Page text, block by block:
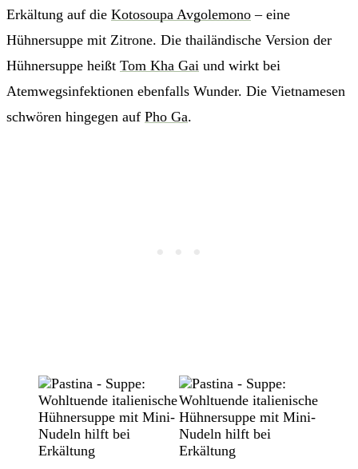
Erkältung auf die Kotosoupa Avgolemono – eine
Hühnersuppe mit Zitrone. Die thailändische Version der
Hühnersuppe heißt Tom Kha Gai und wirkt bei
Atemwegsinfektionen ebenfalls Wunder. Die Vietnamesen
schwören hingegen auf Pho Ga.